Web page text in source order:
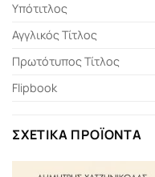
Υπότιτλος
Αγγλικός Τίτλος
Πρωτότυπος Τίτλος
Flipbook
ΣΧΕΤΙΚΆ ΠΡΟΪΌΝΤΑ